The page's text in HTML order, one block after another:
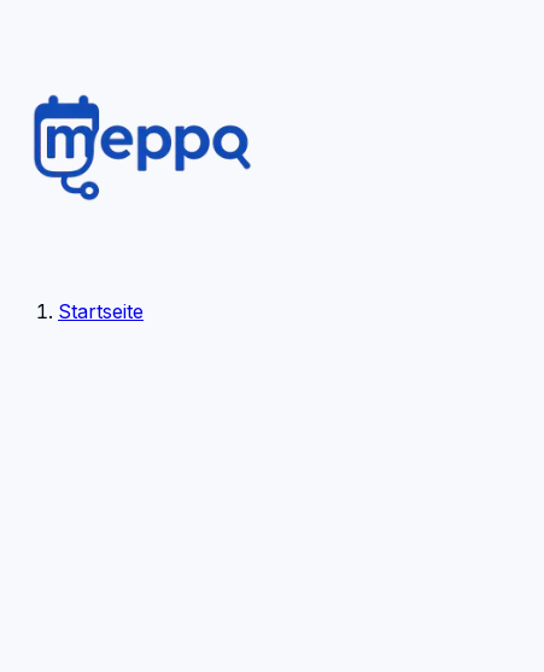
Startseite